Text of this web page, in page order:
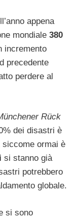
appena
mondiale 380
incremento
precedente
perdere al
Rück
dei disastri è
ormai è
si stanno già
potrebbero
globale.
si sono